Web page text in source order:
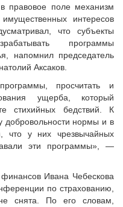
правовое поле механизм
интересов
что субъекты
программы
напомнил председатель
Аксаков.
просчитать и
ущерба, который
стихийных бедствий. К
добровольности нормы и в
что у них чрезвычайных
эти программы», —
Ивана Чебескова
по страхованию,
снята. По его словам,